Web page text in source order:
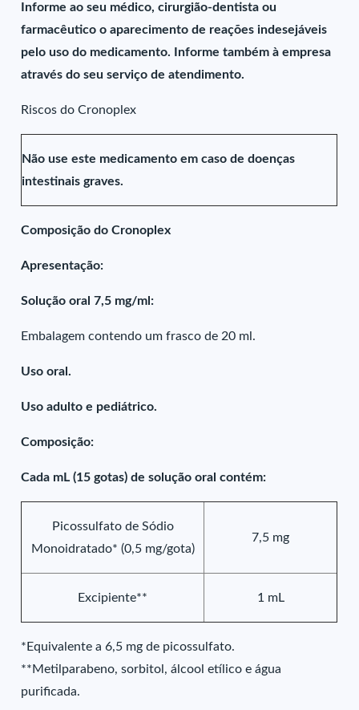
Informe ao seu médico, cirurgião-dentista ou
farmacêutico o aparecimento de reações indesejáveis
pelo uso do medicamento. Informe também à empresa
através do seu serviço de atendimento.
Riscos do Cronoplex
Não use este medicamento em caso de doenças
intestinais graves.
Composição do Cronoplex
Apresentação:
Solução oral 7,5 mg/ml:
Embalagem contendo um frasco de 20 ml.
Uso oral.
Uso adulto e pediátrico.
Composição:
Cada mL (15 gotas) de solução oral contém:
Picossulfato de Sódio
Monoidratado* (0,5 mg/gota)
7,5 mg
Excipiente** 1 mL
*Equivalente a 6,5 mg de picossulfato.
**Metilparabeno, sorbitol, álcool etílico e água
purificada.